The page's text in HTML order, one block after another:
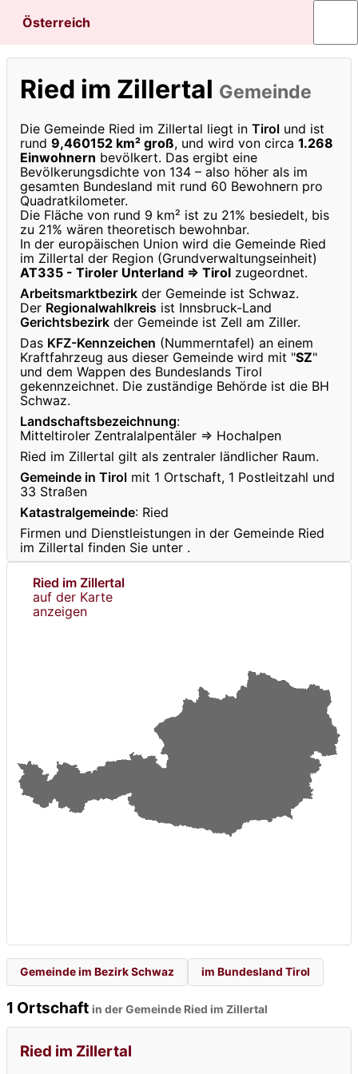
Österreich
Ried im Zillertal Gemeinde
Die Gemeinde Ried im Zillertal liegt in Tirol und ist
rund 9,460152 km² groß, und wird von circa 1.268
Einwohnern bevölkert. Das ergibt eine
Bevölkerungsdichte von 134 – also höher als im
gesamten Bundesland mit rund 60 Bewohnern pro
Quadratkilometer.
Die Fläche von rund 9 km² ist zu 21% besiedelt, bis
zu 21% wären theoretisch bewohnbar.
In der europäischen Union wird die Gemeinde Ried
im Zillertal der Region (Grundverwaltungseinheit)
AT335 - Tiroler Unterland ⇒ Tirol zugeordnet.
Arbeitsmarktbezirk der Gemeinde ist Schwaz.
Der Regionalwahlkreis ist Innsbruck-Land
Gerichtsbezirk der Gemeinde ist Zell am Ziller.
Das KFZ-Kennzeichen (Nummerntafel) an einem
Kraftfahrzeug aus dieser Gemeinde wird mit "SZ"
und dem Wappen des Bundeslands Tirol
gekennzeichnet. Die zuständige Behörde ist die BH
Schwaz.
Landschaftsbezeichnung:
Mitteltiroler Zentralalpentäler ⇒ Hochalpen
Ried im Zillertal gilt als zentraler ländlicher Raum.
Gemeinde in Tirol mit 1 Ortschaft, 1 Postleitzahl und
33 Straßen
Katastralgemeinde: Ried
Firmen und Dienstleistungen in der Gemeinde Ried
im Zillertal finden Sie unter .
Ried im Zillertal
auf der Karte
anzeigen
Gemeinde im Bezirk Schwaz im Bundesland Tirol
1 Ortschaft in der Gemeinde Ried im Zillertal
Ried im Zillertal